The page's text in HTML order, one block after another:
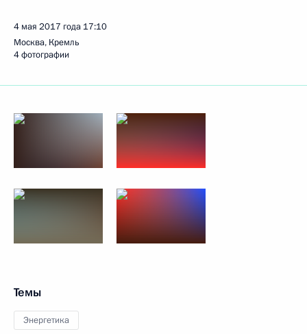
4 мая 2017 года 17:10
Москва, Кремль
4 фотографии
Темы
Энергетика